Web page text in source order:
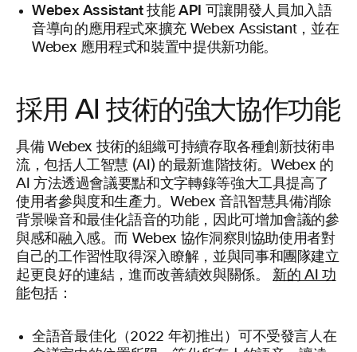
Webex Assistant 技能 API 可讓開發人員加入語
音導向的應用程式來擴充 Webex Assistant，並在
Webex 應用程式和裝置中提供新功能。
採用 AI 技術的強大協作功能
具備 Webex 技術的組織可持續存取各種創新技術串
流，包括人工智慧 (AI) 的最新進階技術。Webex 的
AI 方法透過會議要點和文字轉錄等強大工具提高了
使用者參與度和生產力。Webex 音訊智慧具備消除
背景噪音和最佳化語音的功能，因此可增加會議的參
與感和融入感。而 Webex 協作洞察則協助使用者對
自己的工作習性取得深入瞭解，並與同事和團隊建立
起更良好的連結，進而改善績效與關係。 新的 AI 功
能包括：
全語音最佳化（2022 年初推出）可不受發言人在